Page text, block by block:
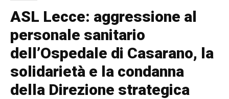
ASL Lecce: aggressione al
personale sanitario
dell’Ospedale di Casarano, la
solidarietà e la condanna
della Direzione strategica